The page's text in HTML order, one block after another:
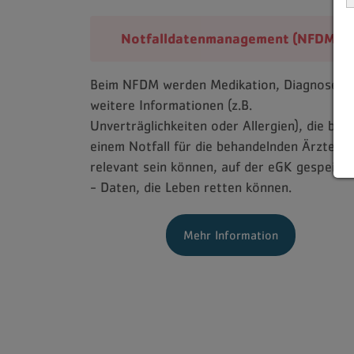
Notfalldatenmanagement (NFDM)
Beim NFDM werden Medikation, Diagnosen
weitere Informationen (z.B.
Unverträglichkeiten oder Allergien), die bei
einem Notfall für die behandelnden Ärzte
relevant sein können, auf der eGK
- Daten, die Leben retten können.
Mehr Information